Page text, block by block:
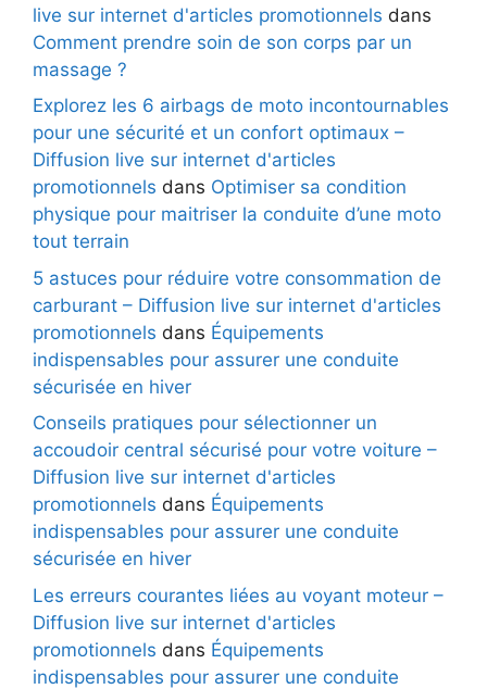
live sur internet d'articles promotionnels dans
Comment prendre soin de son corps par un
massage ?
Explorez les 6 airbags de moto incontournables
pour une sécurité et un confort optimaux –
Diffusion live sur internet d'articles
promotionnels dans Optimiser sa condition
physique pour maitriser la conduite d’une moto
tout terrain
5 astuces pour réduire votre consommation de
carburant – Diffusion live sur internet d'articles
promotionnels dans Équipements
indispensables pour assurer une conduite
sécurisée en hiver
Conseils pratiques pour sélectionner un
accoudoir central sécurisé pour votre voiture –
Diffusion live sur internet d'articles
promotionnels dans Équipements
indispensables pour assurer une conduite
sécurisée en hiver
Les erreurs courantes liées au voyant moteur –
Diffusion live sur internet d'articles
promotionnels dans Équipements
indispensables pour assurer une conduite